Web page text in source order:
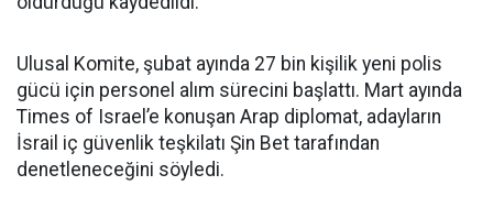
Ulusal Komite, şubat ayında 27 bin kişilik yeni polis
gücü için personel alım sürecini başlattı. Mart ayında
Times of Israel’e konuşan Arap diplomat, adayların
İsrail iç güvenlik teşkilatı Şin Bet tarafından
denetleneceğini söyledi.